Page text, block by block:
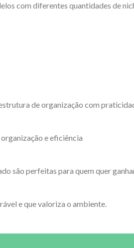
com diferentes quantidades de
de organização com
e eficiência
são perfeitas para quem quer
e que valoriza o ambiente.